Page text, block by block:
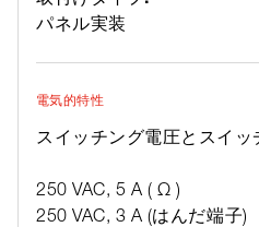
パネル実装
電気的特性
スイッチング電圧とスイッ
250 VAC, 5 A ( Ω )
250 VAC, 3 A (はんだ端子)